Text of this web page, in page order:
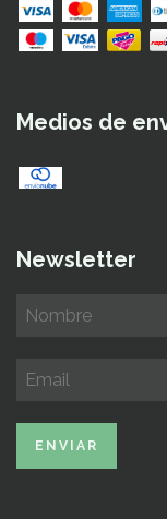
Medios de
Newsletter